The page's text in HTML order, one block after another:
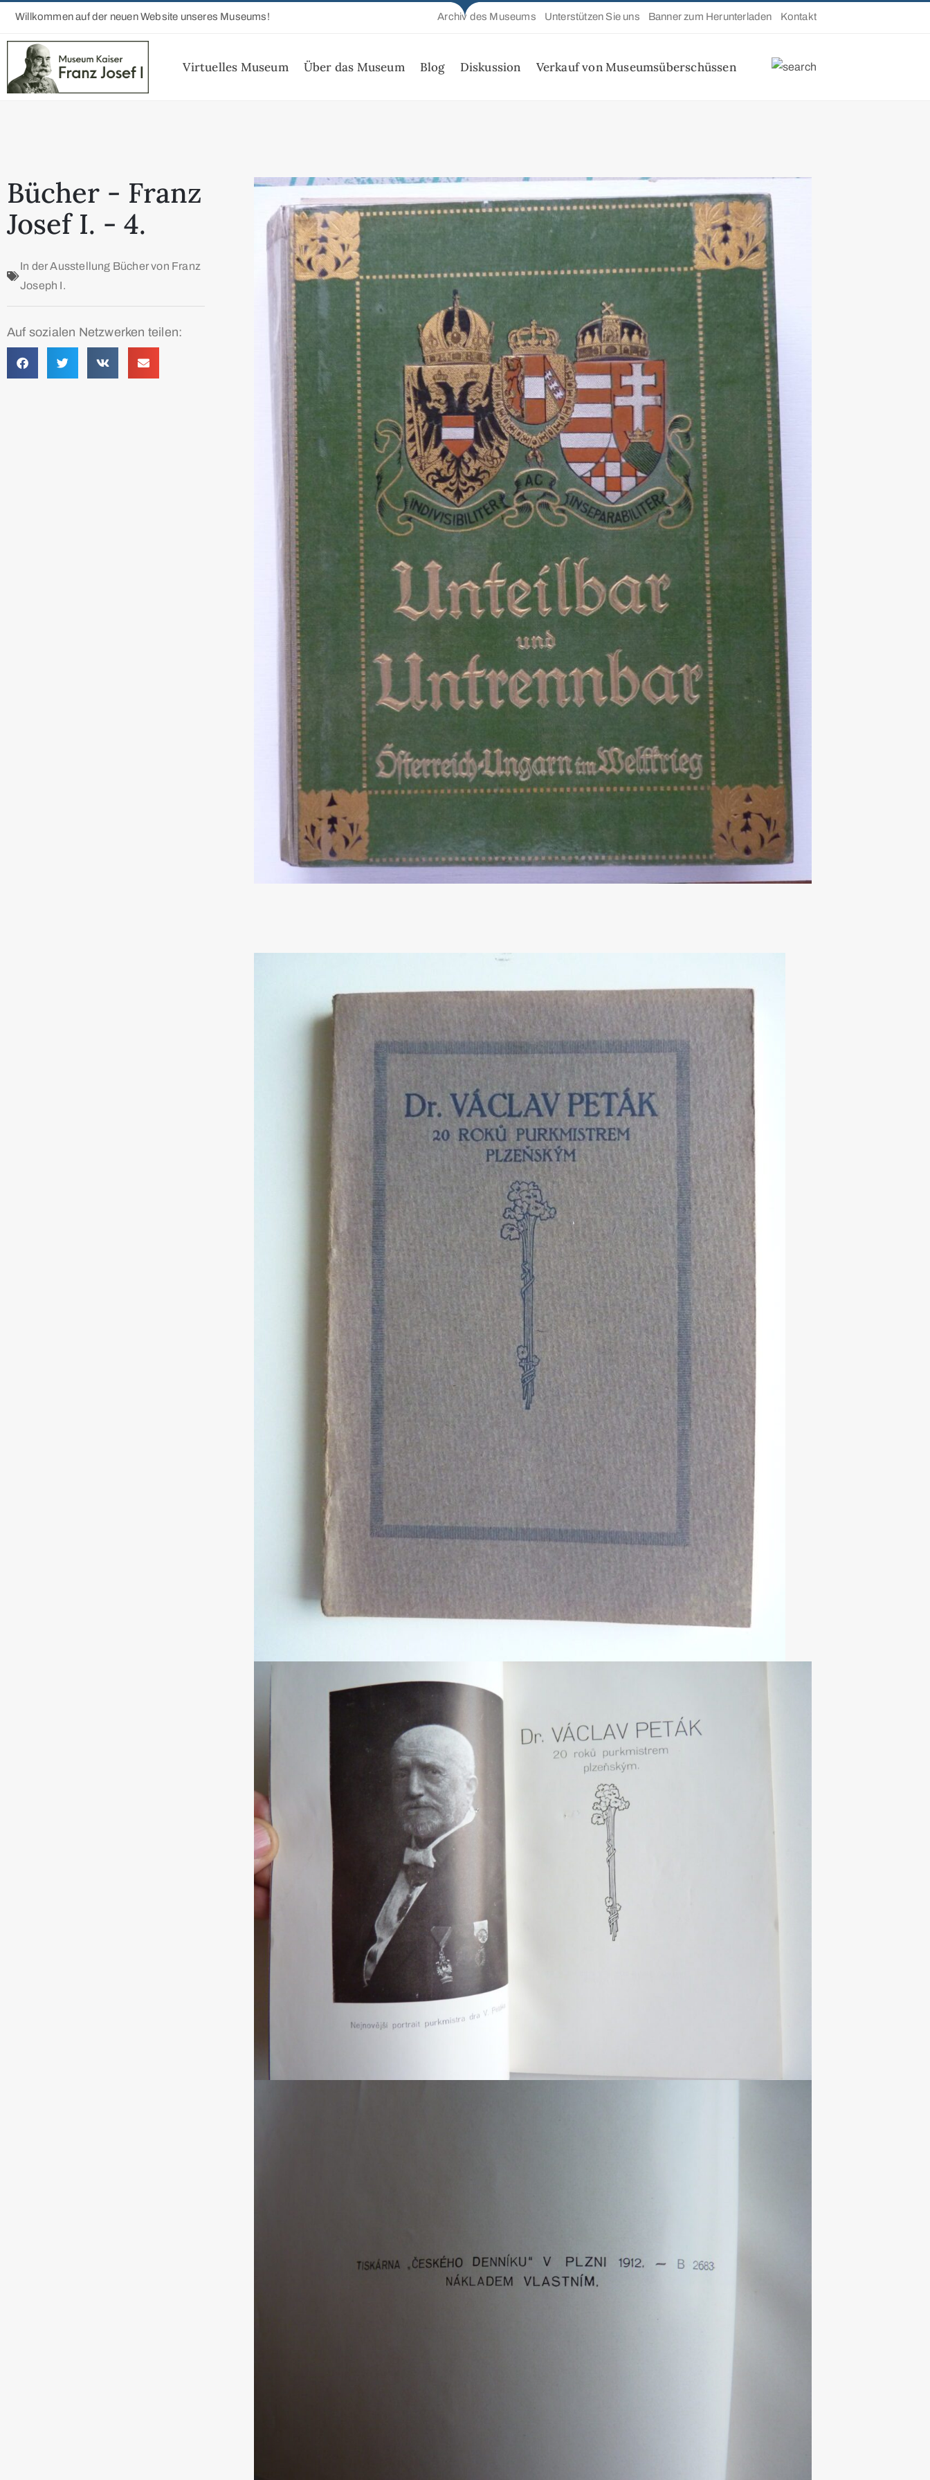
Willkommen auf der neuen Website unseres Museums! Archiv des Museums Unterstützen Sie uns Banner zum Herunterladen Kontakt
Virtuelles Museum Über das Museum Blog Diskussion Verkauf von Museumsüberschüssen
Bücher - Franz
Josef I. - 4.
In der Ausstellung Bücher von Franz
Joseph I.
Auf sozialen Netzwerken teilen: